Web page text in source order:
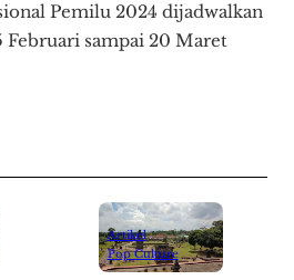
Pemilu 2024 dijadwalkan
Februari sampai 20 Maret
Artikel
Pop Culture